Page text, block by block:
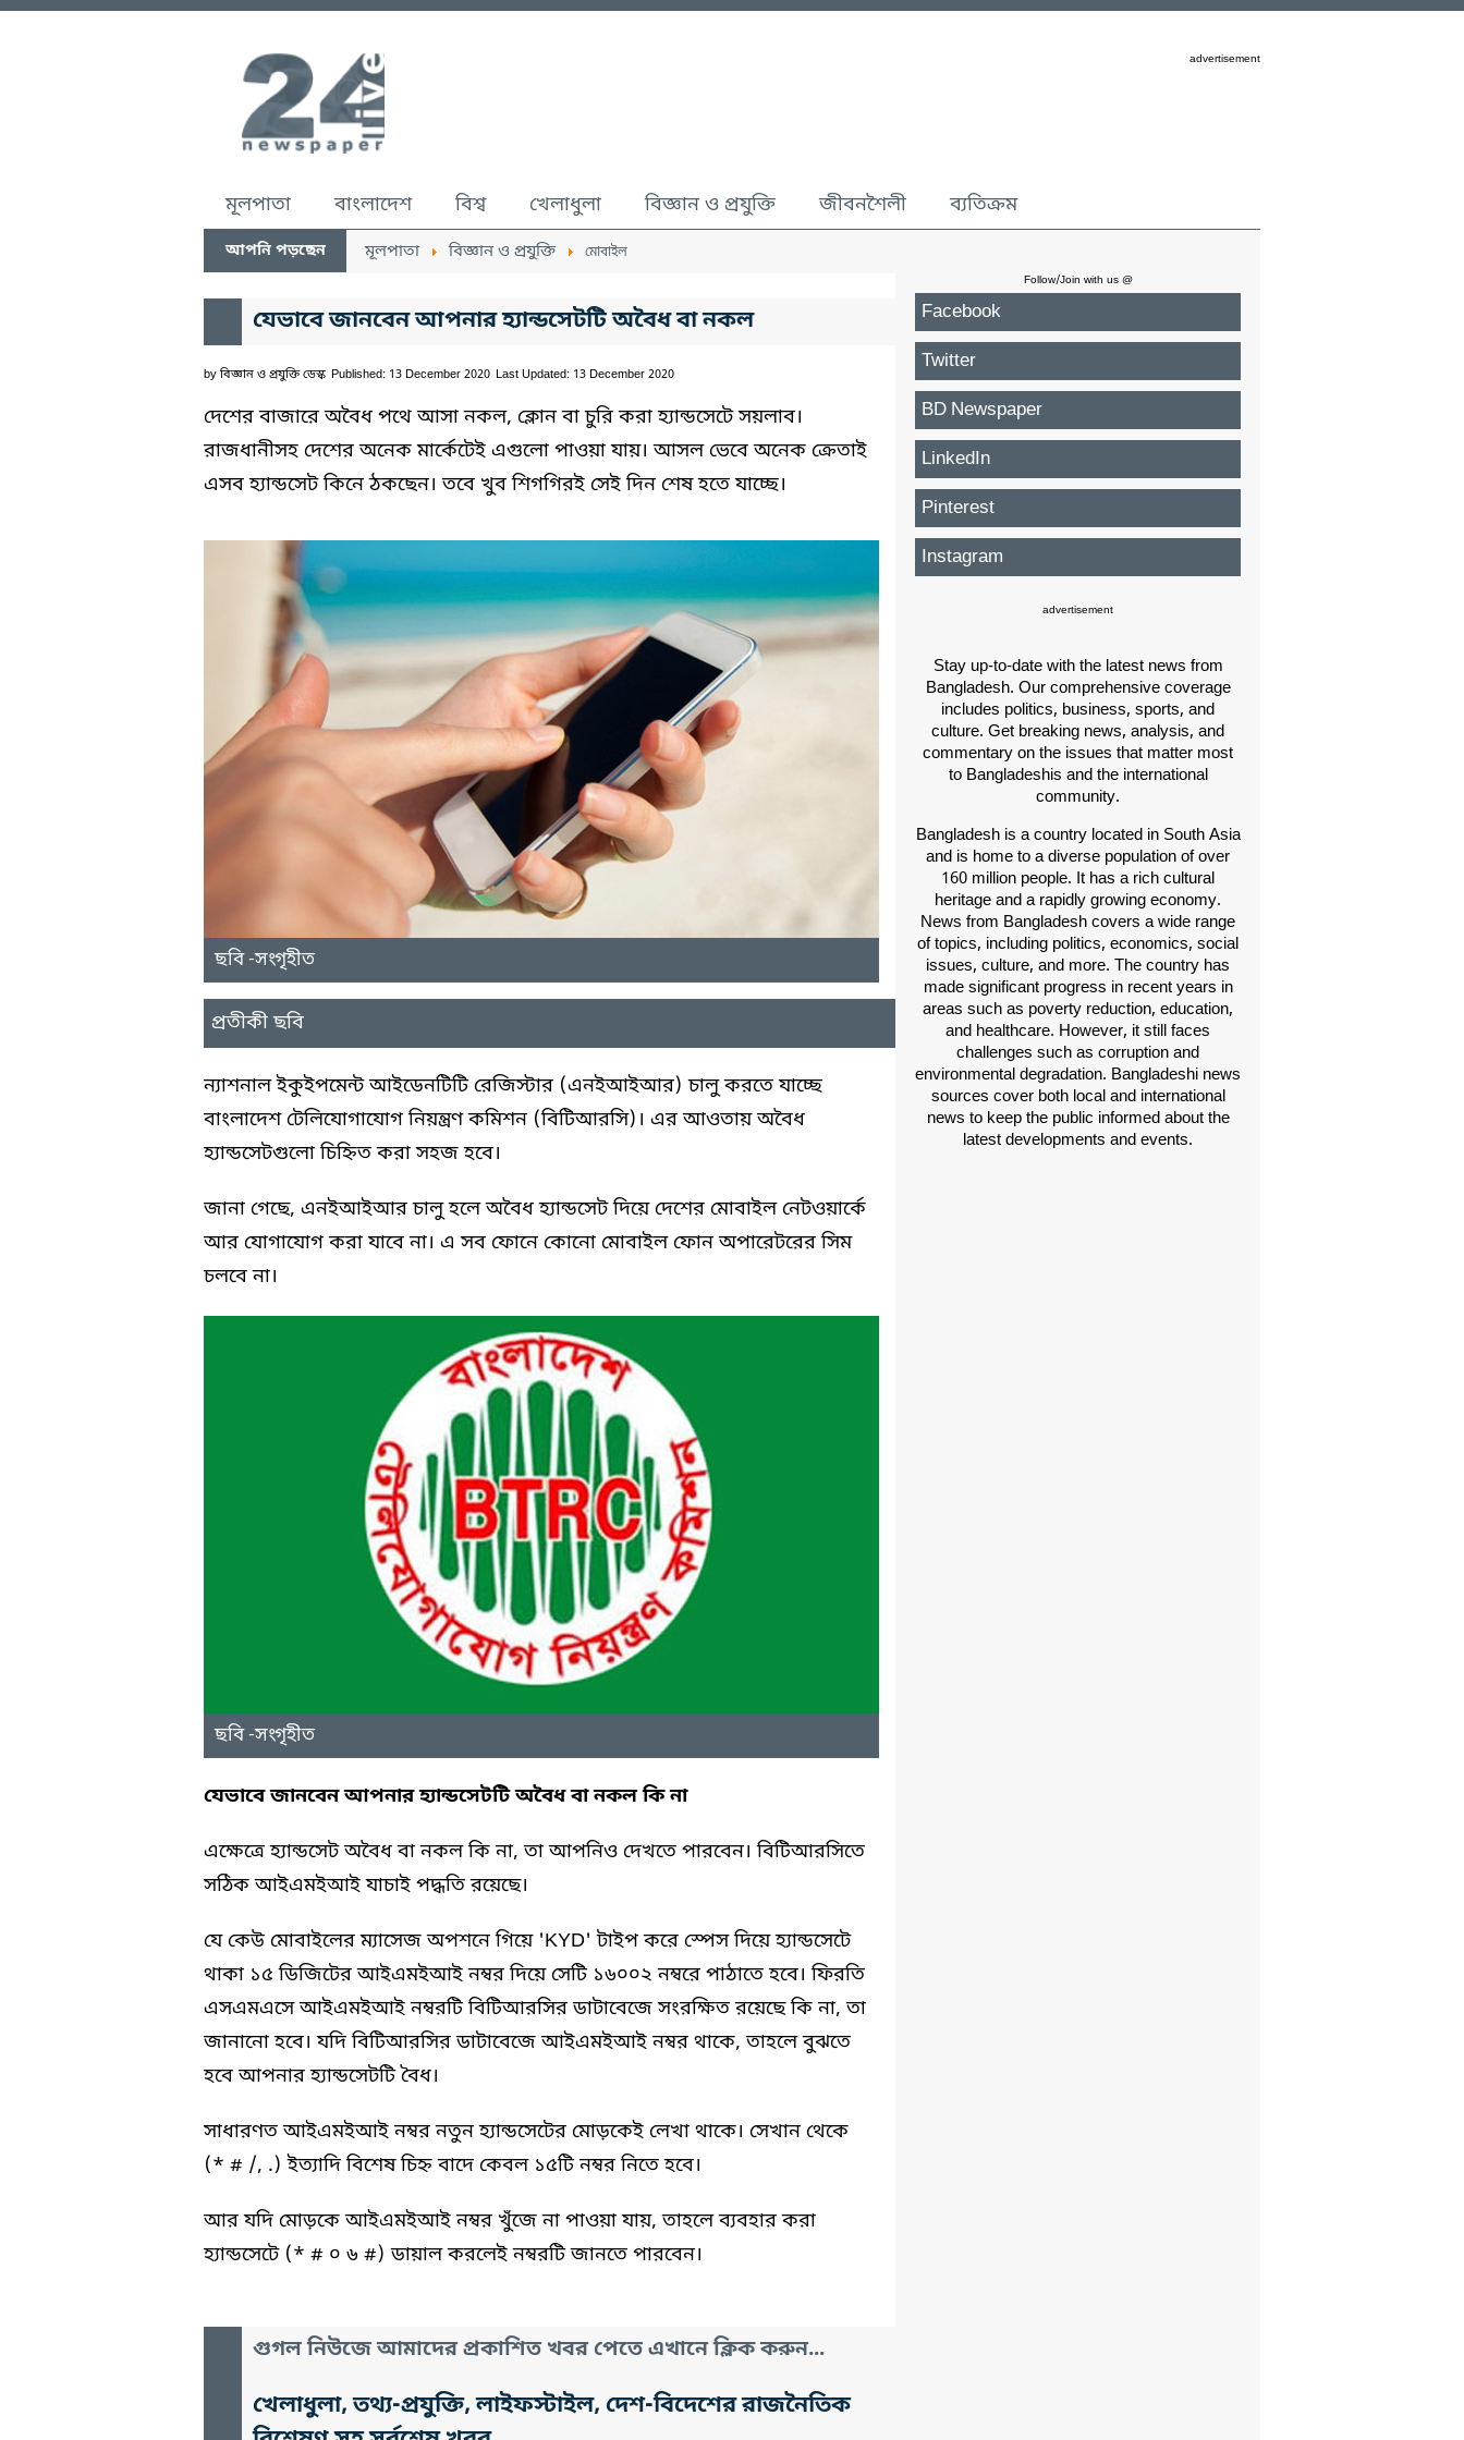
advertisement
মূলপাতা বাংলাদেশ বিশ্ব খেলাধুলা বিজ্ঞান ও প্রযুক্তি জীবনশৈলী ব্যতিক্রম
আপনি পড়ছেন মূলপাতা বিজ্ঞান ও প্রযুক্তি মোবাইল
যেভাবে জানবেন আপনার হ্যান্ডসেটটি অবৈধ বা নকল
by বিজ্ঞান ও প্রযুক্তি ডেস্ক Published: 13 December 2020 Last Updated: 13 December 2020
দেশের বাজারে অবৈধ পথে আসা নকল, ক্লোন বা চুরি করা হ্যান্ডসেটে সয়লাব।
রাজধানীসহ দেশের অনেক মার্কেটেই এগুলো পাওয়া যায়। আসল ভেবে অনেক ক্রেতাই
এসব হ্যান্ডসেট কিনে ঠকছেন। তবে খুব শিগগিরই সেই দিন শেষ হতে যাচ্ছে।
ছবি -সংগৃহীত
প্রতীকী ছবি
ন্যাশনাল ইকুইপমেন্ট আইডেনটিটি রেজিস্টার (এনইআইআর) চালু করতে যাচ্ছে
বাংলাদেশ টেলিযোগাযোগ নিয়ন্ত্রণ কমিশন (বিটিআরসি)। এর আওতায় অবৈধ
হ্যান্ডসেটগুলো চিহ্নিত করা সহজ হবে।
জানা গেছে, এনইআইআর চালু হলে অবৈধ হ্যান্ডসেট দিয়ে দেশের মোবাইল নেটওয়ার্কে
আর যোগাযোগ করা যাবে না। এ সব ফোনে কোনো মোবাইল ফোন অপারেটরের সিম
চলবে না।
ছবি -সংগৃহীত
যেভাবে জানবেন আপনার হ্যান্ডসেটটি অবৈধ বা নকল কি না
এক্ষেত্রে হ্যান্ডসেট অবৈধ বা নকল কি না, তা আপনিও দেখতে পারবেন। বিটিআরসিতে
সঠিক আইএমইআই যাচাই পদ্ধতি রয়েছে।
যে কেউ মোবাইলের ম্যাসেজ অপশনে গিয়ে 'KYD' টাইপ করে স্পেস দিয়ে হ্যান্ডসেটে
থাকা ১৫ ডিজিটের আইএমইআই নম্বর দিয়ে সেটি ১৬০০২ নম্বরে পাঠাতে হবে। ফিরতি
এসএমএসে আইএমইআই নম্বরটি বিটিআরসির ডাটাবেজে সংরক্ষিত রয়েছে কি না, তা
জানানো হবে। যদি বিটিআরসির ডাটাবেজে আইএমইআই নম্বর থাকে, তাহলে বুঝতে
হবে আপনার হ্যান্ডসেটটি বৈধ।
সাধারণত আইএমইআই নম্বর নতুন হ্যান্ডসেটের মোড়কেই লেখা থাকে। সেখান থেকে
(* # /, .) ইত্যাদি বিশেষ চিহ্ন বাদে কেবল ১৫টি নম্বর নিতে হবে।
আর যদি মোড়কে আইএমইআই নম্বর খুঁজে না পাওয়া যায়, তাহলে ব্যবহার করা
হ্যান্ডসেটে (* # ০ ৬ #) ডায়াল করলেই নম্বরটি জানতে পারবেন।
গুগল নিউজে আমাদের প্রকাশিত খবর পেতে এখানে ক্লিক করুন...
খেলাধুলা, তথ্য-প্রযুক্তি, লাইফস্টাইল, দেশ-বিদেশের রাজনৈতিক
Follow/Join with us @
Facebook
Twitter
BD Newspaper
LinkedIn
Pinterest
Instagram
advertisement
Stay up-to-date with the latest news from
Bangladesh. Our comprehensive coverage
includes politics, business, sports, and
culture. Get breaking news, analysis, and
commentary on the issues that matter most
to Bangladeshis and the international
community.
Bangladesh is a country located in South Asia
and is home to a diverse population of over
160 million people. It has a rich cultural
heritage and a rapidly growing economy.
News from Bangladesh covers a wide range
of topics, including politics, economics, social
issues, culture, and more. The country has
made significant progress in recent years in
areas such as poverty reduction, education,
and healthcare. However, it still faces
challenges such as corruption and
environmental degradation. Bangladeshi news
sources cover both local and international
news to keep the public informed about the
latest developments and events.